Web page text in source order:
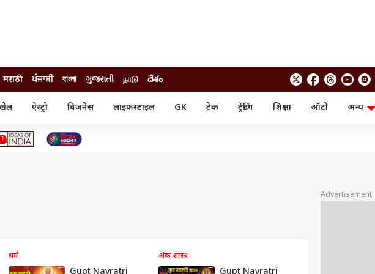
मराठी ਪੰਜਾਬੀ বাংলা ગુજરાતી நாடு దేశం
ऐस्ट्रो बिजनेस लाइफस्टाइल GK टेक ट्रेंडिंग शिक्षा ऑटो
अन्य
आईपीओ
धर्म अंक शास्त्र
Advertisement